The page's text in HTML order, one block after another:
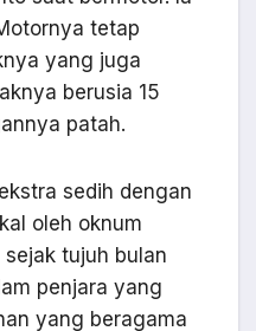
tetap
yang juga
berusia 15
patah.
sedih dengan
oleh oknum
tujuh bulan
penjara yang
yang beragama